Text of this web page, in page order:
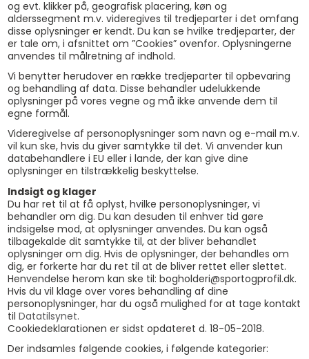
og evt. klikker på, geografisk placering, køn og
alderssegment m.v. videregives til tredjeparter i det omfang
disse oplysninger er kendt. Du kan se hvilke tredjeparter, der
er tale om, i afsnittet om ”Cookies” ovenfor. Oplysningerne
anvendes til målretning af indhold.
Vi benytter herudover en række tredjeparter til opbevaring
og behandling af data. Disse behandler udelukkende
oplysninger på vores vegne og må ikke anvende dem til
egne formål.
Videregivelse af personoplysninger som navn og e-mail m.v.
vil kun ske, hvis du giver samtykke til det. Vi anvender kun
databehandlere i EU eller i lande, der kan give dine
oplysninger en tilstrækkelig beskyttelse.
Indsigt og klager
Du har ret til at få oplyst, hvilke personoplysninger, vi
behandler om dig. Du kan desuden til enhver tid gøre
indsigelse mod, at oplysninger anvendes. Du kan også
tilbagekalde dit samtykke til, at der bliver behandlet
oplysninger om dig. Hvis de oplysninger, der behandles om
dig, er forkerte har du ret til at de bliver rettet eller slettet.
Henvendelse herom kan ske til: bogholderi@sportogprofil.dk.
Hvis du vil klage over vores behandling af dine
personoplysninger, har du også mulighed for at tage kontakt
til Datatilsynet.
Cookiedeklarationen er sidst opdateret d. 18-05-2018.
Der indsamles følgende cookies, i følgende kategorier: